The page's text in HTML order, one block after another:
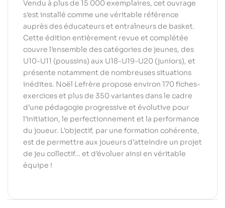
Vendu à plus de 15 000 exemplaires, cet ouvrage
s’est installé comme une véritable référence
auprès des éducateurs et entraîneurs de basket.
Cette édition entièrement revue et complétée
couvre l’ensemble des catégories de jeunes, des
U10-U11 (poussins) aux U18-U19-U20 (juniors), et
présente notamment de nombreuses situations
inédites. Noël Lefrère propose environ 170 fiches-
exercices et plus de 350 variantes dans le cadre
d’une pédagogie progressive et évolutive pour
l’initiation, le perfectionnement et la performance
du joueur. L’objectif, par une formation cohérente,
est de permettre aux joueurs d’atteindre un projet
de jeu collectif… et d’évoluer ainsi en véritable
équipe !